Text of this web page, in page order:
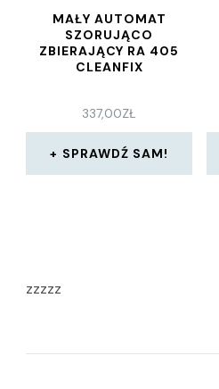
MAŁY AUTOMAT
SZORUJĄCO
ZBIERAJĄCY RA 405
CLEANFIX
337,00ZŁ
SPRAWDŹ SAM!
zzzzz